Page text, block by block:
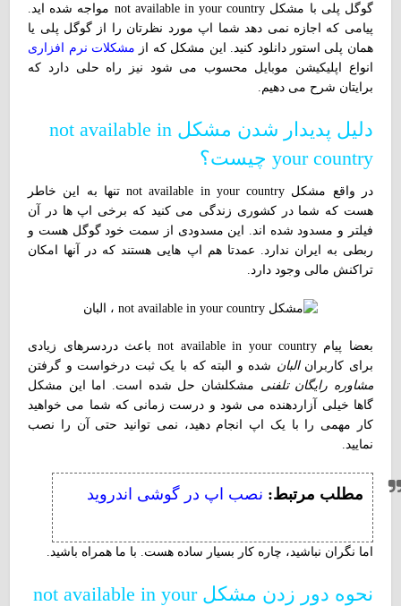
گوگل پلی با مشکل not available in your country مواجه شده اید.
پیامی که اجازه نمی دهد شما اپ مورد نظرتان را از گوگل پلی یا
همان پلی استور دانلود کنید. این مشکل که از مشکلات نرم افزاری
انواع اپلیکیشن موبایل محسوب می شود نیز راه حلی دارد که
برایتان شرح می دهیم.
دلیل پدیدار شدن مشکل not available in
your country چیست؟
در واقع مشکل not available in your country تنها به این خاطر
هست که شما در کشوری زندگی می کنید که برخی اپ ها در آن
فیلتر و مسدود شده اند. این مسدودی از سمت خود گوگل هست و
ربطی به ایران ندارد. عمدتا هم اپ هایی هستند که در آنها امکان
تراکنش مالی وجود دارد.
بعضا پیام not available in your country باعث دردسرهای زیادی
برای کاربرانالبان شده و البته که با یک ثبت درخواست و گرفتن
مشاوره رایگان تلفنی مشکلشان حل شده است. اما این مشکل
گاها خیلی آزاردهنده می شود و درست زمانی که شما می خواهید
کار مهمی را با یک اپ انجام دهید، نمی توانید حتی آن را نصب
نمایید.
مطلب مرتبط: نصب اپ در گوشی اندروید
اما نگران نباشید، چاره کار بسیار ساده هست. با ما همراه باشید.
نحوه دور زدن مشکل not available in your